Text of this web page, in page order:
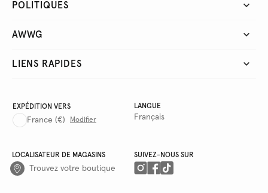
POLITIQUES
AWWG
LIENS RAPIDES
EXPÉDITION VERS
France (€) Modifier
LANGUE
Français
LOCALISATEUR DE MAGASINS
Trouvez votre boutique
SUIVEZ-NOUS SUR